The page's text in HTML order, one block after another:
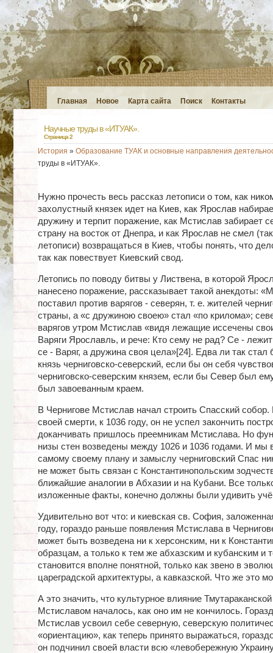
Главная Новое Карта сайта Поиск Контакты
Научные труды в «ИТУАК».
Страница 2
История » Образование ТУАК и основные направления
труды в «ИТУАК».
Нужно прочесть весь рассказ летописи о том, как
захолустный князек идет на Киев, как Ярослав
дружину и терпит поражение, как Мстислав забирает
страну на восток от Днепра, и как Ярослав не смел
летописи) возвращаться в Киев, чтобы понять, что
так как повествует Киевский свод.
Летопись по поводу битвы у Листвена, в которой
нанесено поражение, рассказывает такой анекдоты:
поставил против варягов - северян, т. е. жителей
страны, а «с дружиною своею» стал «по крилома»;
варягов утром Мстислав «видя лежащие иссечены
Варяги Ярославль, и рече: Кто сему не рад? Се -
се - Варяг, а дружина своя цела»[24]. Едва ли так стал
князь черниговско-северский, если бы он себя
черниговско-северским князем, если бы Север был
был завоеванным краем.
В Чернигове Мстислав начал строить Спасский собор.
своей смерти, к 1036 году, он не успел закончить
доканчивать пришлось преемникам Мстислава. Но
низы стен возведены между 1026 и 1036 годами. И мы
самому своему плану и замыслу черниговский Спас
не может быть связан с Константинопольским
ближайшие аналогии в Абхазии и на Кубани. Все
изложенные факты, конечно должны были удивить
Удивительно вот что: и киевская св. София,
году, гораздо раньше появления Мстислава в
может быть возведена ни к херсонским, ни к
образцам, а только к тем же абхазским и кубанским и
становится вполне понятной, только как звено в
цареградской архитектуры, а кавказской. Что же это
А это значить, что культурное влияние
Мстиславом началось, как оно им не кончилось.
Мстислав усвоил себе северную, северскую
«ориентацию», как теперь принято выражаться,
он подчинил своей власти всю «левобережную